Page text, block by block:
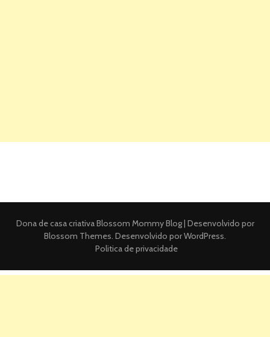
Dona de casa criativaBlossom Mommy Blog | Desenvolvido por
Blossom Themes. Desenvolvido porWordPress.
Politica de privacidade